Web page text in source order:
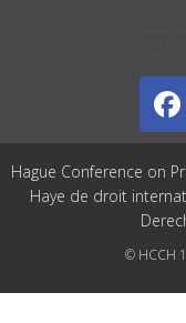
Hague Conference on
Haye de droit
© HCCH